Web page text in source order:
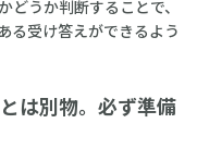
どうか判断することで、
る受け答えができるよう
は別物。必ず準備